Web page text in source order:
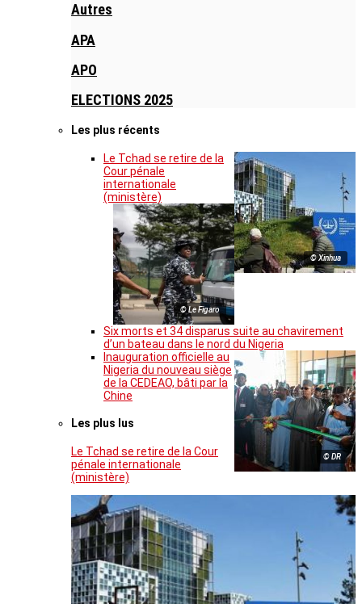
Autres
APA
APO
ELECTIONS 2025
Les plus récents
© Xinhua
Le Tchad se retire de la
Cour pénale
internationale
(ministère)
© Le Figaro
Six morts et 34 disparus suite au chavirement
d’un bateau dans le nord du Nigeria
© DR
Inauguration officielle au
Nigeria du nouveau siège
de la CEDEAO, bâti par la
Chine
Les plus lus
Le Tchad se retire de la Cour
pénale internationale
(ministère)